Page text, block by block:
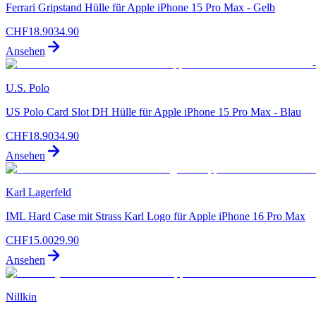
Ferrari Gripstand Hülle für Apple iPhone 15 Pro Max - Gelb
CHF18.9034.90
Ansehen
-
U.S. Polo
US Polo Card Slot DH Hülle für Apple iPhone 15 Pro Max - Blau
CHF18.9034.90
Ansehen
Karl Lagerfeld
IML Hard Case mit Strass Karl Logo für Apple iPhone 16 Pro Max
CHF15.0029.90
Ansehen
Nillkin